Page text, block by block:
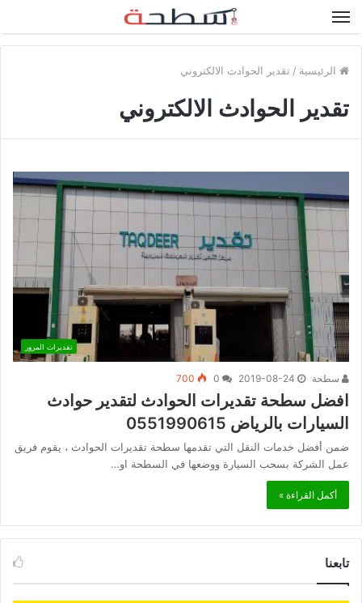
القائمة
الرئيسية / تقدير الحوادث الالكتروني
تقدير الحوادث الالكتروني
تقديرات المرور
سطحة 2019-08-24
700
افضل سطحة تقديرات الحوادث لتقدير حوادث
السيارات بالرياض 0551990615
ضمن أفضل خدمات النقل التي تقدمها سطحة تقديرات الحوادث ، يقوم فريق
عمل الشركة بسحب السيارة ووضعها في السطحة او…
أكمل القراءة »
تابعنا